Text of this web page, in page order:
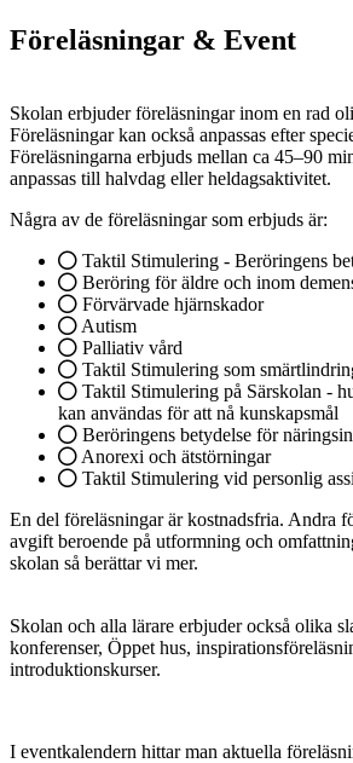
Föreläsningar & Event
Skolan erbjuder föreläsningar inom en rad
Föreläsningar kan också anpassas efter
Föreläsningarna erbjuds mellan ca 45–90
anpassas till halvdag eller heldagsaktivitet.
Några av de föreläsningar som erbjuds är:
Taktil Stimulering - Beröringens
Beröring för äldre och inom
Förvärvade hjärnskador
Autism
Palliativ vård
Taktil Stimulering som
Taktil Stimulering på Särskolan -
kan användas för att nå kunskapsmål
Beröringens betydelse för
Anorexi och ätstörningar
Taktil Stimulering vid personlig
En del föreläsningar är kostnadsfria. Andra
avgift beroende på utformning och
skolan så berättar vi mer.
Skolan och alla lärare erbjuder också olika
konferenser, Öppet hus,
introduktionskurser.
I eventkalendern hittar man aktuella